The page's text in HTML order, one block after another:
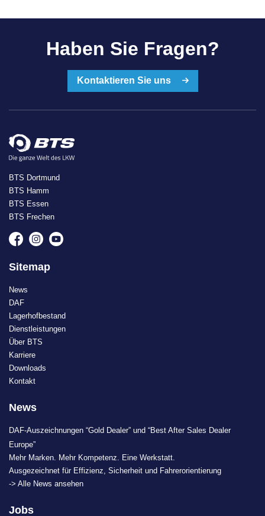
Haben Sie Fragen?
Kontaktieren Sie uns
BTS Dortmund
BTS Hamm
BTS Essen
BTS Frechen
Sitemap
News
DAF
Lagerhofbestand
Dienstleistungen
Über BTS
Karriere
Downloads
Kontakt
News
DAF-Auszeichnungen “Gold Dealer” und “Best After Sales Dealer
Europe”
Mehr Marken. Mehr Kompetenz. Eine Werkstatt.
Ausgezeichnet für Effizienz, Sicherheit und Fahrerorientierung
-> Alle News ansehen
Jobs